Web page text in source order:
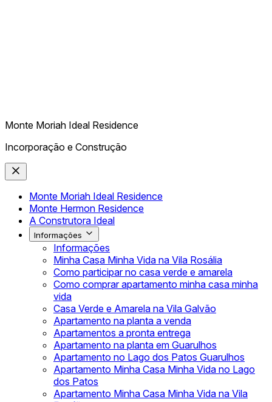
Monte Moriah Ideal Residence
Incorporação e Construção
Monte Moriah Ideal Residence
Monte Hermon Residence
A Construtora Ideal
Informações
Informações
Minha Casa Minha Vida na Vila Rosália
Como participar no casa verde e amarela
Como comprar apartamento minha casa minha
vida
Casa Verde e Amarela na Vila Galvão
Apartamento na planta a venda
Apartamentos a pronta entrega
Apartamento na planta em Guarulhos
Apartamento no Lago dos Patos Guarulhos
Apartamento Minha Casa Minha Vida no Lago
dos Patos
Apartamento Minha Casa Minha Vida na Vila